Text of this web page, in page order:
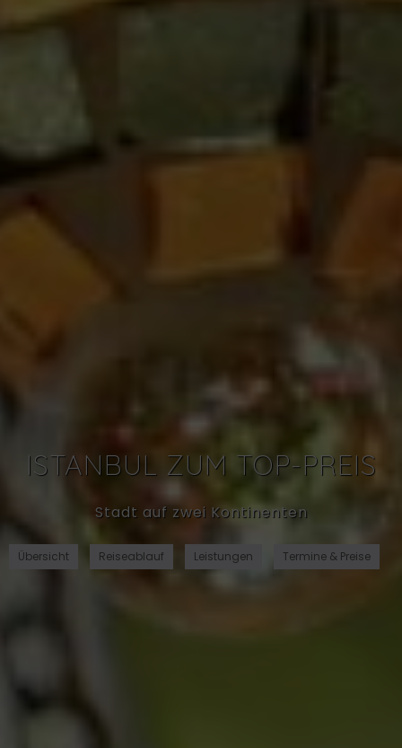
ISTANBUL ZUM TOP-PREIS
Stadt auf zwei Kontinenten
Übersicht Reiseablauf Leistungen Termine & Preise